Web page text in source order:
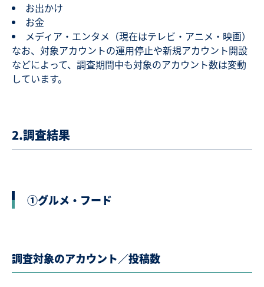
お出かけ
お金
メディア・エンタメ（現在はテレビ・アニメ・映画）
なお、対象アカウントの運用停止や新規アカウント開設
などによって、調査期間中も対象のアカウント数は変動
しています。
2.調査結果
①グルメ・フード
調査対象のアカウント／投稿数